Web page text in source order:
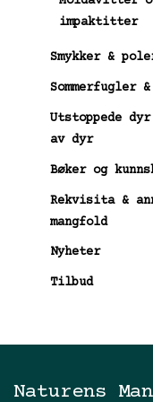
impaktitter
Smykker &
Sommerfugler
Utstoppede
av dyr
Bøker og
Rekvisita &
mangfold
Nyheter
Tilbud
Naturens